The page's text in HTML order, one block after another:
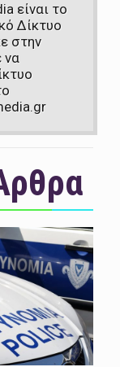
είναι το
Δίκτυο
στην
να